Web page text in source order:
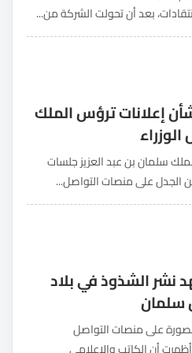
بعد أن تحولت الشركة من...
إعلانات ترؤس الملك
سلمان بن عبد العزيز جلسات
على منصات التواصل...
نشر الشذوذ في بلاد
سلمان
على منصات التواصل
أن الكاتب والإعلامي